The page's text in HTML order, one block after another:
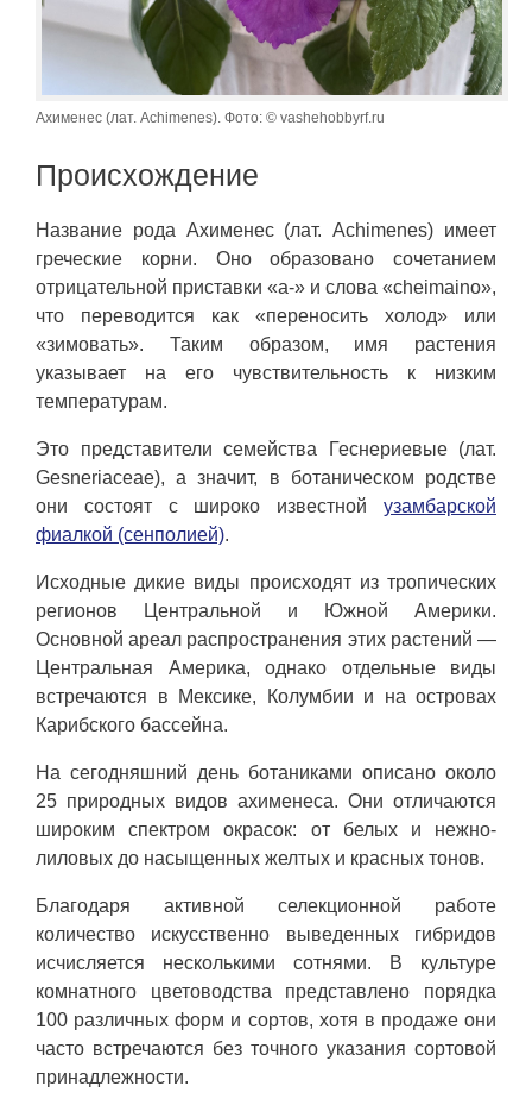
Ахименес (лат. Achimenes). Фото: © vashehobbyrf.ru
Происхождение
Название рода Ахименес (лат. Achimenes) имеет
греческие корни. Оно образовано сочетанием
отрицательной приставки «а-» и слова «cheimaino»,
что переводится как «переносить холод» или
«зимовать». Таким образом, имя растения
указывает на его чувствительность к низким
температурам.
Это представители семейства Геснериевые (лат.
Gesneriaceae), а значит, в ботаническом родстве
они состоят с широко известной узамбарской
фиалкой (сенполией).
Исходные дикие виды происходят из тропических
регионов Центральной и Южной Америки.
Основной ареал распространения этих растений —
Центральная Америка, однако отдельные виды
встречаются в Мексике, Колумбии и на островах
Карибского бассейна.
На сегодняшний день ботаниками описано около
25 природных видов ахименеса. Они отличаются
широким спектром окрасок: от белых и нежно-
лиловых до насыщенных желтых и красных тонов.
Благодаря активной селекционной работе
количество искусственно выведенных гибридов
исчисляется несколькими сотнями. В культуре
комнатного цветоводства представлено порядка
100 различных форм и сортов, хотя в продаже они
часто встречаются без точного указания сортовой
принадлежности.